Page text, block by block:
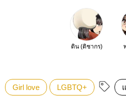
ติน (ติชากร)
Girl love LGBTQ+